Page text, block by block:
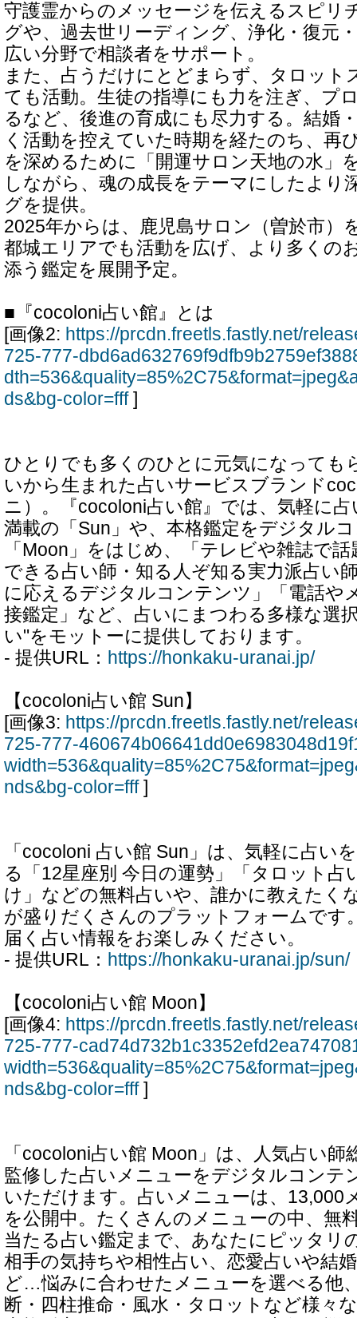
守護霊からのメッセージを伝えるスピリ
グや、過去世リーディング、浄化・復元
広い分野で相談者をサポート。
また、占うだけにとどまらず、タロット
ても活動。生徒の指導にも力を注ぎ、プ
るなど、後進の育成にも尽力する。結婚
く活動を控えていた時期を経たのち、再
を深めるために「開運サロン天地の水」
しながら、魂の成長をテーマにしたより
グを提供。
2025年からは、鹿児島サロン（曽於市）
都城エリアでも活動を広げ、より多くの
添う鑑定を展開予定。
■『cocoloni占い館』とは
[画像2: https://prcdn.freetls.fastly.net/
725-777-
ds&bg-color=fff]
ひとりでも多くのひとに元気になっても
いから生まれた占いサービスブランド
ニ）。『cocoloni占い館』では、気軽に
満載の「Sun」や、本格鑑定をデジタル
「Moon」をはじめ、「テレビや雑誌で
できる占い師・知る人ぞ知る実力派占い
に応えるデジタルコンテンツ」「電話や
接鑑定」など、占いにまつわる多様な選
い"をモットーに提供しております。
- 提供URL： https://honkaku-uranai.jp/
【cocoloni占い館 Sun】
[画像3: https://prcdn.freetls.fastly.net/
725-777-
nds&bg-color=fff]
「cocoloni 占い館 Sun」は、気軽に占い
る「12星座別 今日の運勢」「タロット占
け」などの無料占いや、誰かに教えたく
が盛りだくさんのプラットフォームです
届く占い情報をお楽しみください。
- 提供URL： https://honkaku-uranai.jp/sun/
【cocoloni占い館 Moon】
[画像4: https://prcdn.freetls.fastly.net/
725-777-
nds&bg-color=fff]
「cocoloni占い館 Moon」は、人気占い
監修した占いメニューをデジタルコンテ
いただけます。占いメニューは、13,000
を公開中。たくさんのメニューの中、無
当たる占い鑑定まで、あなたにピッタリ
相手の気持ちや相性占い、恋愛占いや結
ど…悩みに合わせたメニューを選べる他
断・四柱推命・風水・タロットなど様々